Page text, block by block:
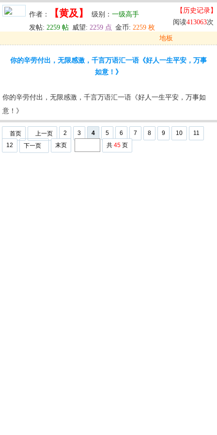
作者： 【黄及】 级别： 一级高手
发帖: 2259 帖 威望: 2259 点 金币: 2259 枚
【历史记录】
阅读413063次
地板
回复 u 编辑 u
你的辛劳付出，无限感激，千言万语汇一语《好人一生平安，万事
如意！》
你的辛劳付出，无限感激，千言万语汇一语《好人一生平安，万事如
意！》
首页 上一页 2 3 4 5 6 7 8 9 10
11
12
下一页 末页 共 45 页